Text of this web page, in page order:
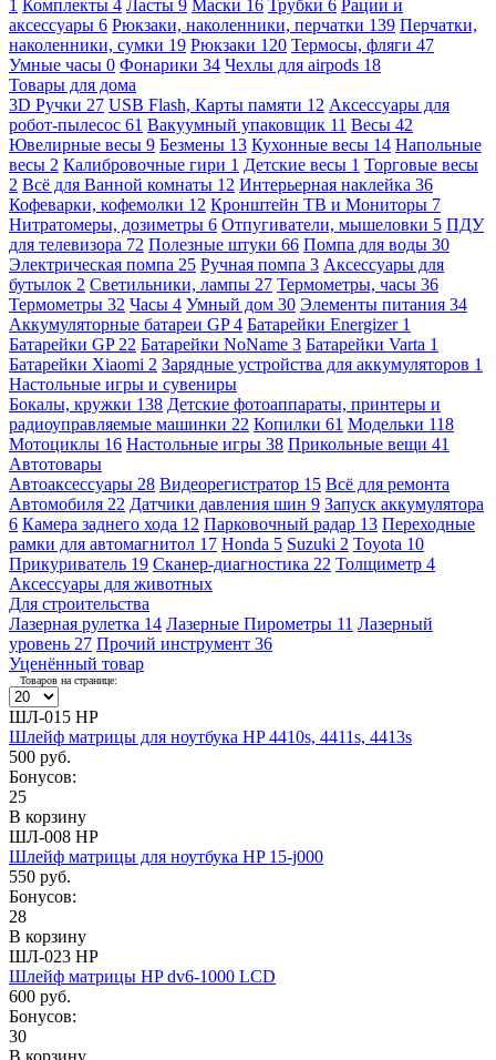
1 Комплекты 4 Ласты 9 Маски 16 Трубки 6 Рации и
аксессуары 6 Рюкзаки, наколенники, перчатки 139 Перчатки,
наколенники, сумки 19 Рюкзаки 120 Термосы, фляги 47
Умные часы 0 Фонарики 34 Чехлы для airpods 18
Товары для дома
3D Ручки 27 USB Flash, Карты памяти 12 Аксессуары для
робот-пылесос 61 Вакуумный упаковщик 11 Весы 42
Ювелирные весы 9 Безмены 13 Кухонные весы 14 Напольные
весы 2 Калибровочные гири 1 Детские весы 1 Торговые весы
2 Всё для Ванной комнаты 12 Интерьерная наклейка 36
Кофеварки, кофемолки 12 Кронштейн ТВ и Мониторы 7
Нитратомеры, дозиметры 6 Отпугиватели, мышеловки 5 ПДУ
для телевизора 72 Полезные штуки 66 Помпа для воды 30
Электрическая помпа 25 Ручная помпа 3 Аксессуары для
бутылок 2 Светильники, лампы 27 Термометры, часы 36
Термометры 32 Часы 4 Умный дом 30 Элементы питания 34
Аккумуляторные батареи GP4 Батарейки Energizer 1
Батарейки GP 22 Батарейки NoName 3 Батарейки Varta 1
Батарейки Xiaomi 2 Зарядные устройства для аккумуляторов 1
Настольные игры и сувениры
Бокалы, кружки 138 Детские фотоаппараты, принтеры и
радиоуправляемые машинки 22 Копилки 61 Модельки 118
Мотоциклы 16 Настольные игры 38 Прикольные вещи 41
Автотовары
Автоаксессуары 28 Видеорегистратор 15 Всё для ремонта
Автомобиля 22 Датчики давления шин 9 Запуск аккумулятора
6 Камера заднего хода 12 Парковочный радар 13 Переходные
рамки для автомагнитол 17 Honda 5 Suzuki 2 Toyota 10
Прикуриватель 19 Сканер-диагностика 22 Толщиметр 4
Аксессуары для животных
Для строительства
Лазерная рулетка 14 Лазерные Пирометры 11 Лазерный
уровень 27 Прочий инструмент 36
Уценённый товар
Товаров на странице:
ШЛ-015 HP
Шлейф матрицы для ноутбука HP 4410s, 4411s, 4413s
500 руб.
Бонусов:
25
В корзину
ШЛ-008 HP
Шлейф матрицы для ноутбука HP 15-j000
550 руб.
Бонусов:
28
В корзину
ШЛ-023 HP
Шлейф матрицы HP dv6-1000 LCD
600 руб.
Бонусов:
30
В корзину